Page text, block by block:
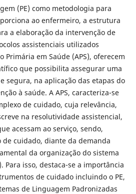
(PE) como metodologia para
ao enfermeiro, a estrutura
a elaboração da intervenção de
assistenciais utilizados
Primária em Saúde (APS), oferecem
que possibilita assegurar uma
segura, na aplicação das etapas do
à saúde. A APS, caracteriza-se
de cuidado, cuja relevância,
na resolutividade assistencial,
acessam ao serviço, sendo,
cuidado, diante da demanda
da organização do sistema
Para isso, destaca-se a importância
de cuidado incluindo o PE,
de Linguagem Padronizadas